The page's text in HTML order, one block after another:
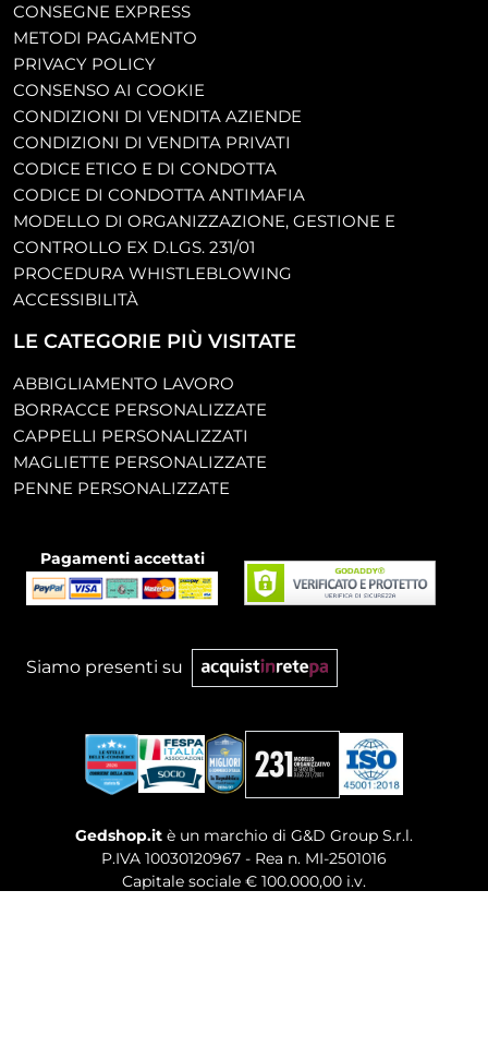
CONSEGNE EXPRESS
METODI PAGAMENTO
PRIVACY POLICY
CONSENSO AI COOKIE
CONDIZIONI DI VENDITA AZIENDE
CONDIZIONI DI VENDITA PRIVATI
CODICE ETICO E DI CONDOTTA
CODICE DI CONDOTTA ANTIMAFIA
MODELLO DI ORGANIZZAZIONE, GESTIONE E
CONTROLLO EX D.LGS. 231/01
PROCEDURA WHISTLEBLOWING
ACCESSIBILITÀ
LE CATEGORIE PIÙ VISITATE
ABBIGLIAMENTO LAVORO
BORRACCE PERSONALIZZATE
CAPPELLI PERSONALIZZATI
MAGLIETTE PERSONALIZZATE
PENNE PERSONALIZZATE
Pagamenti accettati
Siamo presenti su
Gedshop.it è un marchio di G&D Group S.r.l.
P.IVA 10030120967 - Rea n. MI-2501016
Capitale sociale € 100.000,00 i.v.